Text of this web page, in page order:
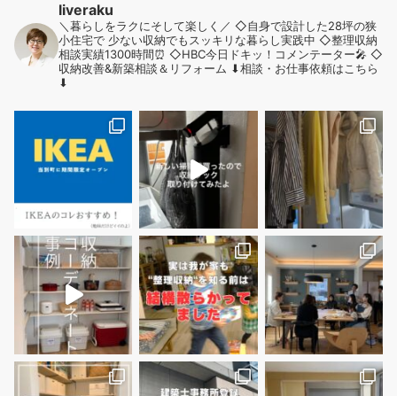
liveraku
＼暮らしをラクにそして楽しく／ ◇自身で設計した28坪の狭
小住宅で 少ない収納でもスッキリな暮らし実践中 ◇整理収納
相談実績1300時間⏰ ◇HBC今日ドキッ！コメンテーター🎤 ◇
収納改善&新築相談＆リフォーム ⬇︎相談・お仕事依頼はこちら
⬇︎